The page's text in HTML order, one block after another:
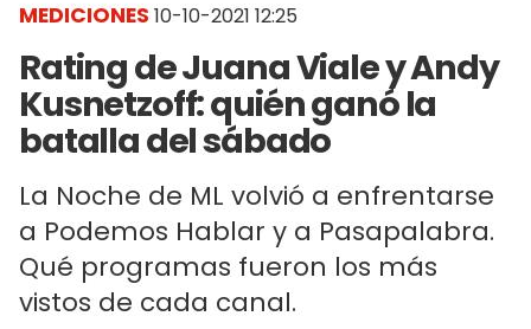
MEDICIONES 10-10-2021 12:25
Rating de Juana Viale y Andy
Kusnetzoff: quién ganó la
batalla del sábado
La Noche de ML volvió a enfrentarse
a Podemos Hablar y a Pasapalabra.
Qué programas fueron los más
vistos de cada canal.